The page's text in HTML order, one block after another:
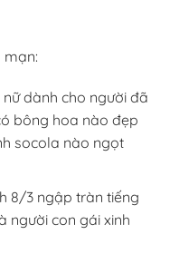
mạn:
nữ dành cho người đã
bông hoa nào đẹp
socola nào ngọt
8/3 ngập tràn tiếng
người con gái xinh